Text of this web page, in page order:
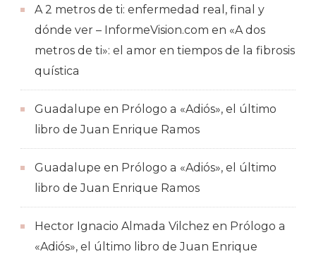
A 2 metros de ti: enfermedad real, final y
dónde ver – InformeVision.com en «A dos
metros de ti»: el amor en tiempos de la fibrosis
quística
Guadalupe en Prólogo a «Adiós», el último
libro de Juan Enrique Ramos
Guadalupe en Prólogo a «Adiós», el último
libro de Juan Enrique Ramos
Hector Ignacio Almada Vilchez en Prólogo a
«Adiós», el último libro de Juan Enrique